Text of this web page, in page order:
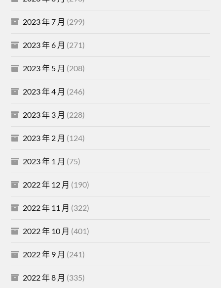
2023 年 7 月 (299)
2023 年 6 月 (271)
2023 年 5 月 (208)
2023 年 4 月 (246)
2023 年 3 月 (228)
2023 年 2 月 (124)
2023 年 1 月 (75)
2022 年 12 月 (190)
2022 年 11 月 (322)
2022 年 10 月 (401)
2022 年 9 月 (241)
2022 年 8 月 (335)